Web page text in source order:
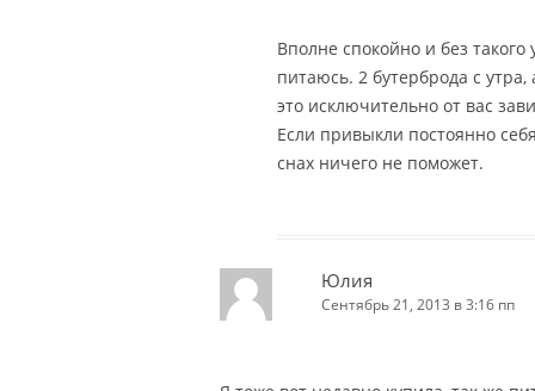
Вполне спокойно и без
питаюсь. 2 бутерброда с
это исключительно от вас
Если привыкли постоянно
снах ничего не поможет.
Юлия
Сентябрь 21, 2013 в 3:16 пп